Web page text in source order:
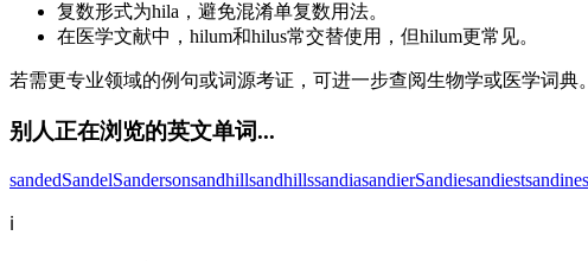
复数形式为hila，避免混淆单复数用法。
在医学文献中，hilum和hilus常交替使用，但hilum更常见。
若需更专业领域的例句或词源考证，可进一步查阅生物学或医学词典。
别人正在浏览的英文单词...
sandedSandelSandersonsandhillsandhillssandiasandierSandiesandiest
ℹ️